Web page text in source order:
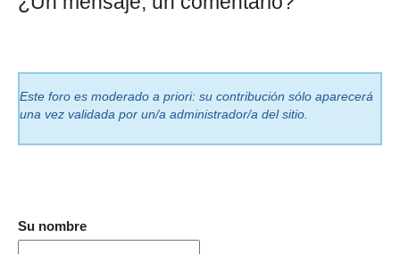
Este foro es moderado a priori: su contribución sólo aparecerá
una vez validada por un/a administrador/a del sitio.
Su nombre